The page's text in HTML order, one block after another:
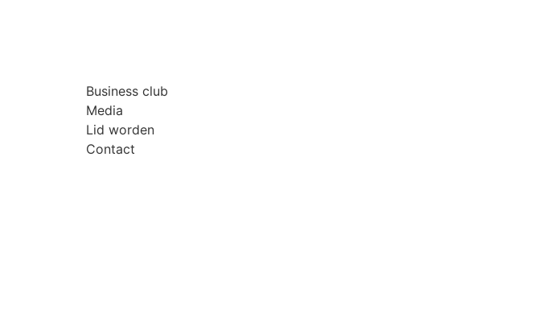
Business club
Media
Lid worden
Contact